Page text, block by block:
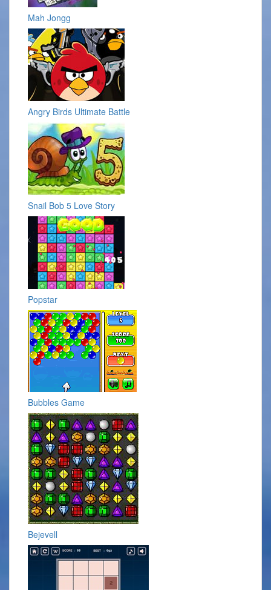
Mah Jongg
Angry Birds Ultimate Battle
Snail Bob 5 Love Story
Popstar
Bubbles Game
Bejevell